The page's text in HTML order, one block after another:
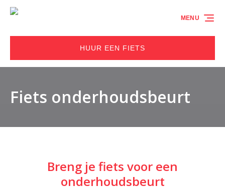
Ga naar de primaire navigatie
Ga naar inhoud
Ga naar voettekst
HUUR EEN FIETS
MENU
Fiets onderhoudsbeurt
Breng je fiets voor een
onderhoudsbeurt